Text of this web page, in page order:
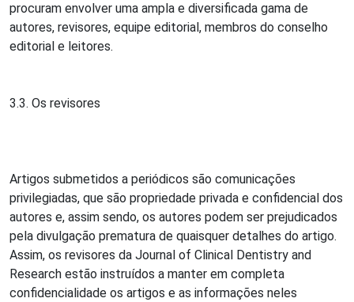
procuram envolver uma ampla e diversificada gama de
autores, revisores, equipe editorial, membros do conselho
editorial e leitores.
3.3. Os revisores
Artigos submetidos a periódicos são comunicações
privilegiadas, que são propriedade privada e confidencial dos
autores e, assim sendo, os autores podem ser prejudicados
pela divulgação prematura de quaisquer detalhes do artigo.
Assim, os revisores da Journal of Clinical Dentistry and
Research estão instruídos a manter em completa
confidencialidade os artigos e as informações neles